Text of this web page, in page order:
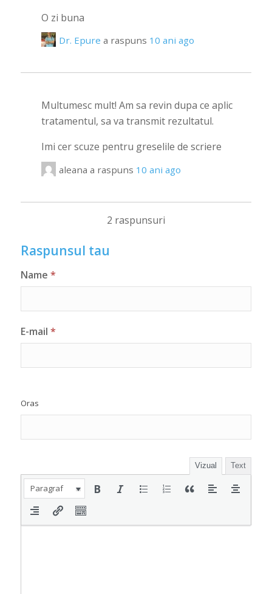
O zi buna
Dr. Epure a raspuns 10 ani ago
Multumesc mult! Am sa revin dupa ce aplic
tratamentul, sa va transmit rezultatul.
Imi cer scuze pentru greselile de scriere
aleana a raspuns 10 ani ago
2 raspunsuri
Raspunsul tau
Name *
E-mail *
Oras
Vizual Text
Paragraf